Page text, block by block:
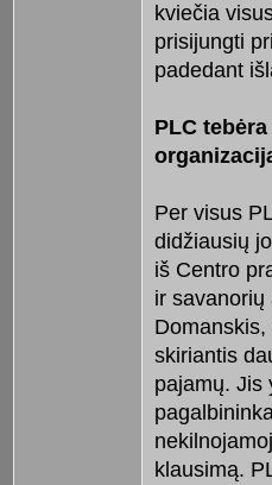
kviečia
prisijungti
padedant
PLC
Per visus
didžiausių
iš Centro
ir savanorių
skiriantis
pajamų. Jis
klausimą.